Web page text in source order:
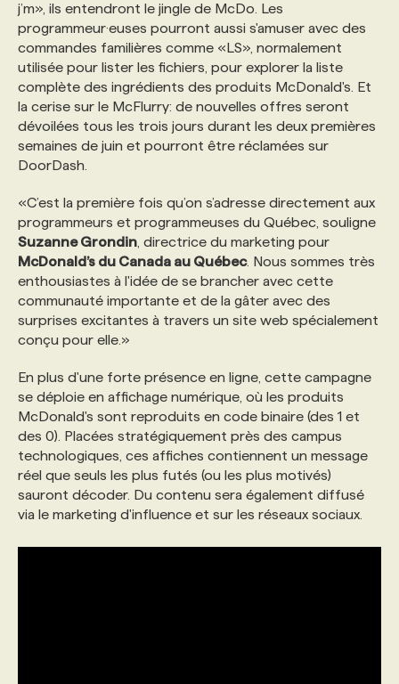
j’m», ils entendront le jingle de McDo. Les
programmeur·euses pourront aussi s'amuser avec des
commandes familières comme «LS», normalement
utilisée pour lister les fichiers, pour explorer la liste
complète des ingrédients des produits McDonald's. Et
la cerise sur le McFlurry: de nouvelles offres seront
dévoilées tous les trois jours durant les deux premières
semaines de juin et pourront être réclamées sur
DoorDash.
«C’est la première fois qu’on s’adresse directement aux
programmeurs et programmeuses du Québec, souligne
Suzanne Grondin , directrice du marketing pour
McDonald’s du Canada au Québec. Nous sommes très
enthousiastes à l'idée de se brancher avec cette
communauté importante et de la gâter avec des
surprises excitantes à travers un site web spécialement
conçu pour elle.»
En plus d'une forte présence en ligne, cette campagne
se déploie en affichage numérique, où les produits
McDonald's sont reproduits en code binaire (des 1 et
des 0). Placées stratégiquement près des campus
technologiques, ces affiches contiennent un message
réel que seuls les plus futés (ou les plus motivés)
sauront décoder. Du contenu sera également diffusé
via le marketing d'influence et sur les réseaux sociaux.